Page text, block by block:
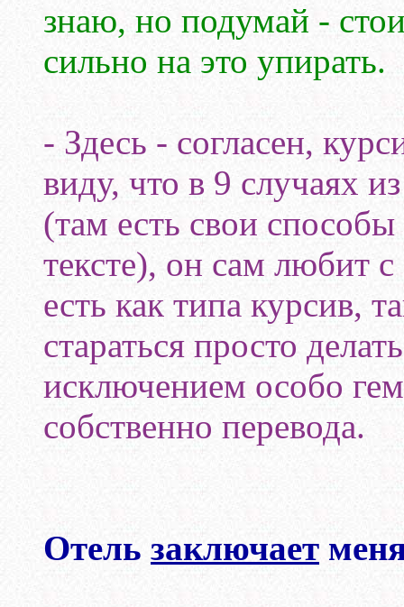
знаю, но подумай -
сильно на это упирать.
- Здесь - согласен,
виду, что в 9 случаях
(там есть свои
тексте), он сам любит
есть как типа курсив,
стараться просто
исключением особо
собственно перевода.
Отель заключает